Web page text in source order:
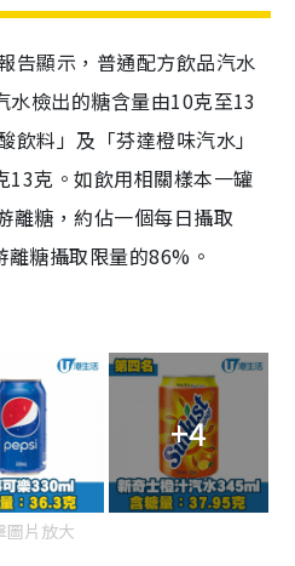
告顯示，普通配方飲品汽水
水檢出的糖含量由10克至13
料」及「芬達橙味汽水」
13克。如飲用相關樣本一罐
離糖，約佔一個每日攝取
糖攝取限量的86%。
+4
圖片放大